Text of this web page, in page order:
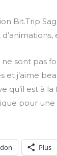
Bit.Trip
sont pas
et j’aime
qu’il est à
pour
Plus